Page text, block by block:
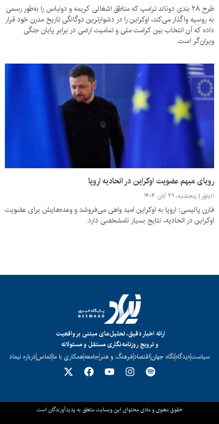
طرح ۲۸ بندی دونالد ترامپ که مناطق اشغالی کریمه و دونباس را به‌طور رسمی
به روسیه واگذار می‌کند، اوکراین را در دشوارترین دوگانگی تاریخ مدرن خود قرار
داده که آن انتخاب بین کرامت ملی و تمامیت ارضی در برابر پایان جنگی
ویران‌گر است.
رویای مبهم عضویت اوکراین در اتحادیه اروپا
ادیتور پنجشنبه، ۲۹ آبان ۱۴۰۴
فارن پالیسی: اروپا به اوکراین امید واهی می‌فروشد و وعده‌هایش برای عضویت
اوکراین در اتحادیه، نتایج بسیار نامشخصی دارد.
ارائه اخبار دقیق، تحلیل‌های مبتنی بر واقعیت
و ترویج روزنامه‌نگاری مستقل و مسئولانه
سیاستدیدگاهنگاه جهاناقتصادفرهنگ و هنر جامعههمکاری با ماتماسدرباره نیماد
حقوق معنوی و مادی محتوای این وبسایت متعلق به پدیدآورندگان است